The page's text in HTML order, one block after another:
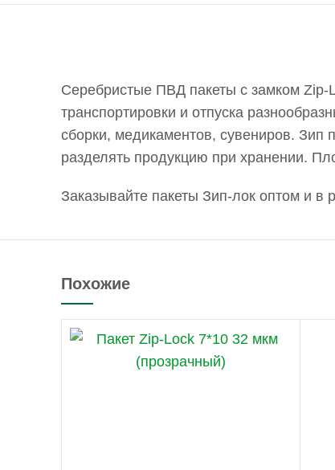
Серебристые ПВД пакеты с замком Zip-
транспортировки и отпуска
сборки, медикаментов, сувениров. Зип
разделять продукцию при хранении.
Заказывайте пакеты Зип-лок оптом и в
Похожие